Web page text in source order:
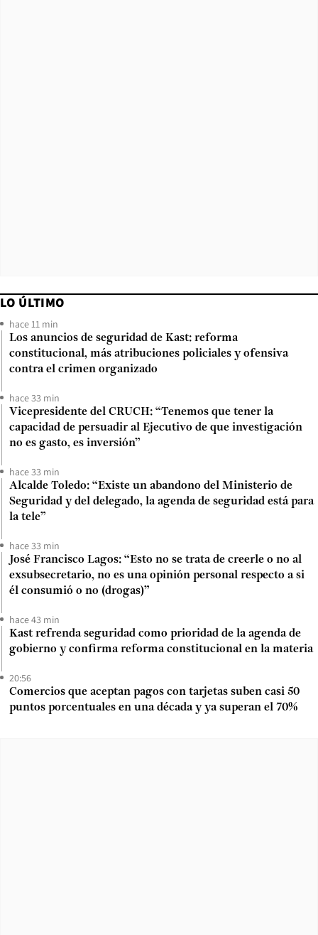
LO ÚLTIMO
hace 11 min
Los anuncios de seguridad de Kast: reforma
constitucional, más atribuciones policiales y ofensiva
contra el crimen organizado
hace 33 min
Vicepresidente del CRUCH: “Tenemos que tener la
capacidad de persuadir al Ejecutivo de que investigación
no es gasto, es inversión”
hace 33 min
Alcalde Toledo: “Existe un abandono del Ministerio de
Seguridad y del delegado, la agenda de seguridad está para
la tele”
hace 33 min
José Francisco Lagos: “Esto no se trata de creerle o no al
exsubsecretario, no es una opinión personal respecto a si
él consumió o no (drogas)”
hace 43 min
Kast refrenda seguridad como prioridad de la agenda de
gobierno y confirma reforma constitucional en la materia
20:56
Comercios que aceptan pagos con tarjetas suben casi 50
puntos porcentuales en una década y ya superan el 70%